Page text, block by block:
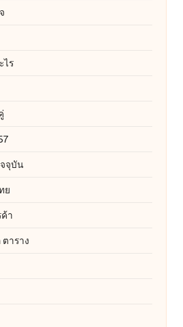
ไร
จุบัน
ย
า
าราง